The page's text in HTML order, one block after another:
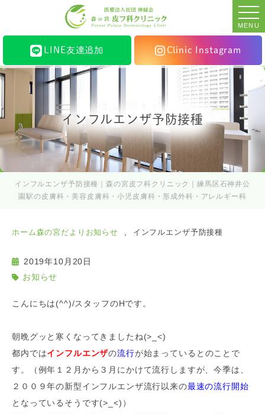
MENU
LINE友達追加 Clinic Instagram
インフルエンザ予防接種
インフルエンザ予防接種｜森の宮皮フ科クリニック｜練馬区石神井公
園駅の皮膚科・美容皮膚科・小児皮膚科・形成外科・アレルギー科
ホーム森の宮だより お知らせ インフルエンザ予防接種
2019年10月20日
お知らせ
こんにちは(^^)/スタッフのHです。
朝晩グッと寒くなってきましたね(>_<)
都内ではインフルエンザの流行が始まっているとのことで
す。（例年１２月から３月にかけて流行しますが、今季は、
２００９年の新型インフルエンザ流行以来の最速の流行開始
となっているそうです(>_<)）